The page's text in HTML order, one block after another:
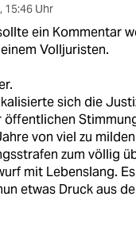
, 15:46 Uhr
ein Kommentar
Volljuristen.
sich die
öffentlichen
von viel zu milden
zum völlig
mit Lebenslang.
etwas Druck aus